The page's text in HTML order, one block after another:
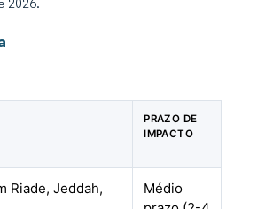
PRAZO DE
IMPACTO
Riade, Jeddah,
Médio